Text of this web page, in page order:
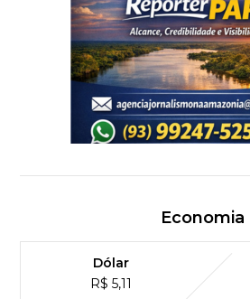
Economia
Dólar
R$ 5,11